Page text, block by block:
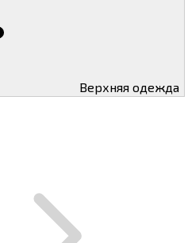
Верхняя одежда